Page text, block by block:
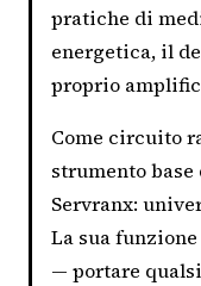
pratiche di
energetica, il
proprio
Come circuito
strumento
Servranx:
La sua
— portare